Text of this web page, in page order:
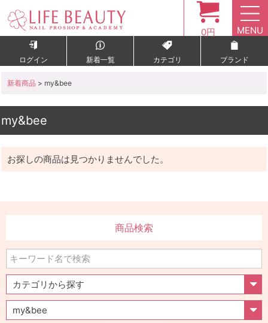
0円 MENU
ログイン 新着一覧 カテゴリ ブランド
新着商品 > my&bee
my&bee
お探しの商品は見つかりませんでした。
商品検索